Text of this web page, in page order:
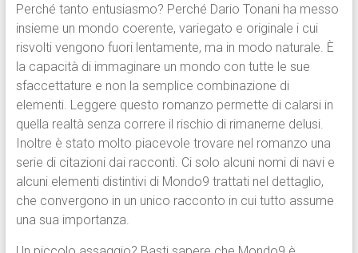
Perché tanto entusiasmo? Perché Dario Tonani ha messo
insieme un mondo coerente, variegato e originale i cui
risvolti vengono fuori lentamente, ma in modo naturale. È
la capacità di immaginare un mondo con tutte le sue
sfaccettature e non la semplice combinazione di
elementi. Leggere questo romanzo permette di calarsi in
quella realtà senza correre il rischio di rimanerne delusi.
Inoltre è stato molto piacevole trovare nel romanzo una
serie di citazioni dai racconti. Ci solo alcuni nomi di navi e
alcuni elementi distintivi di Mondo9 trattati nel dettaglio,
che convergono in un unico racconto in cui tutto assume
una sua importanza.